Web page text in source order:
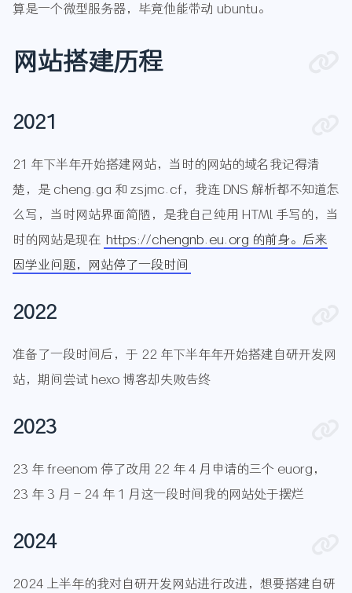
算是一个微型服务器，毕竟他能带动 ubuntu。
网站搭建历程
2021
21 年下半年开始搭建网站，当时的网站的域名我记得清
楚，是 cheng.ga 和 zsjmc.cf，我连 DNS 解析都不知道怎
么写，当时网站界面简陋，是我自己纯用 HTMl 手写的，当
时的网站是现在 https://chengnb.eu.org 的前身。后来
因学业问题，网站停了一段时间
2022
准备了一段时间后，于 22 年下半年年开始搭建自研开发网
站，期间尝试 hexo 博客却失败告终
2023
23 年 freenom 停了改用 22 年 4 月申请的三个 euorg，
23 年 3 月 - 24 年 1 月这一段时间我的网站处于摆烂
2024
2024 上半年的我对自研开发网站进行改进，想要搭建自研